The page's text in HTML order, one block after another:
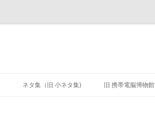
ネタ集（旧 小ネタ集) 旧 携帯電脳博物館